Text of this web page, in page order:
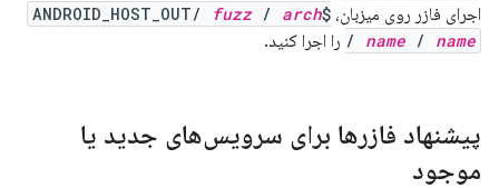
اجرای فازر روی میزبان، $ANDROID_HOST_OUT/
fuzz/ arch
/ name / name را اجرا کنید.
پیشنهاد فازرها برای سرویس‌های جدید یا
موجود